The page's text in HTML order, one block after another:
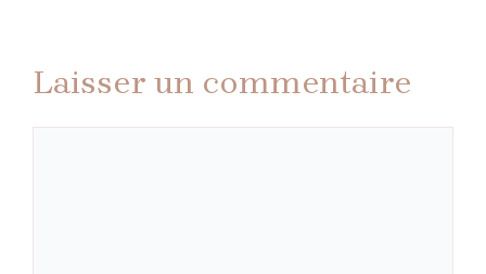
Laisser un commentaire